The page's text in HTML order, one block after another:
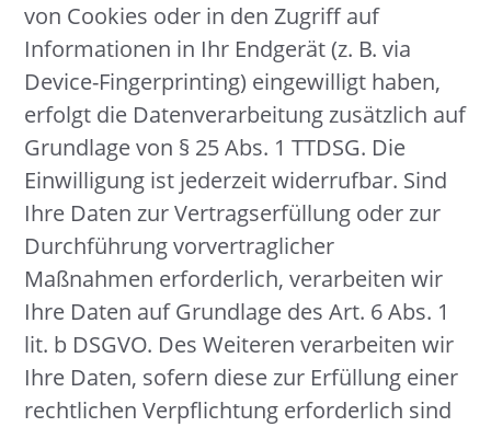
von Cookies oder in den Zugriff auf
Informationen in Ihr Endgerät (z. B. via
Device-Fingerprinting) eingewilligt haben,
erfolgt die Datenverarbeitung zusätzlich auf
Grundlage von § 25 Abs. 1 TTDSG. Die
Einwilligung ist jederzeit widerrufbar. Sind
Ihre Daten zur Vertragserfüllung oder zur
Durchführung vorvertraglicher
Maßnahmen erforderlich, verarbeiten wir
Ihre Daten auf Grundlage des Art. 6 Abs. 1
lit. b DSGVO. Des Weiteren verarbeiten wir
Ihre Daten, sofern diese zur Erfüllung einer
rechtlichen Verpflichtung erforderlich sind